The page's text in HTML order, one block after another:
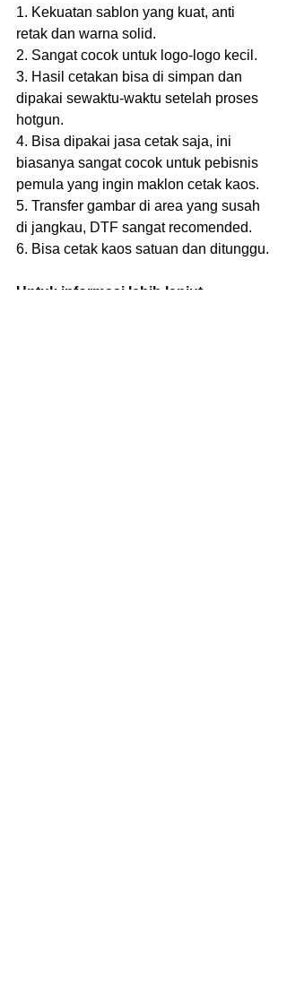
1. Kekuatan sablon yang kuat, anti
retak dan warna solid.
2. Sangat cocok untuk logo-logo kecil.
3. Hasil cetakan bisa di simpan dan
dipakai sewaktu-waktu setelah proses
hotgun.
4. Bisa dipakai jasa cetak saja, ini
biasanya sangat cocok untuk pebisnis
pemula yang ingin maklon cetak kaos.
5. Transfer gambar di area yang susah
di jangkau, DTF sangat recomended.
6. Bisa cetak kaos satuan dan ditunggu.
Untuk informasi lebih lanjut